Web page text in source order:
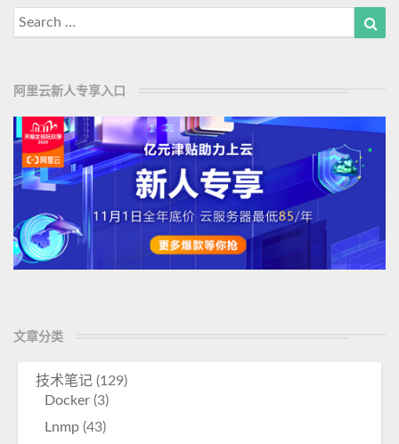
o
Search
for:
阿里云新人专享入口
文章分类
技术笔记 (129)
Docker (3)
Lnmp (43)